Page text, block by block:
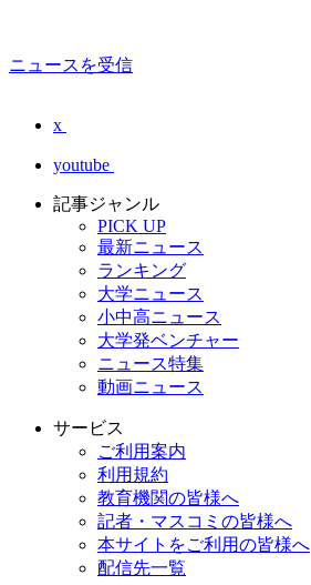
ニュースを受信
x
youtube
記事ジャンル
PICK UP
最新ニュース
ランキング
大学ニュース
小中高ニュース
大学発ベンチャー
ニュース特集
動画ニュース
サービス
ご利用案内
利用規約
教育機関の皆様へ
記者・マスコミの皆様へ
本サイトをご利用の皆様へ
配信先一覧